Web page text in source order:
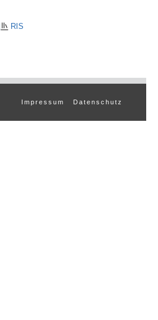
RIS
Impressum Datenschutz